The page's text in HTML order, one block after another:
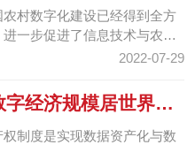
径研究
农村数字化建设已经得到全方
一步促进了信息技术与农村
2022-07-29
字经济规模居世界第
创新为高质量发...
权制度是实现数据资产化与数